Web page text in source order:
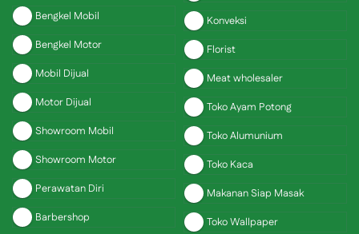
Bengkel Mobil
Bengkel Motor
Mobil Dijual
Motor Dijual
Showroom Mobil
Showroom Motor
Perawatan Diri
Barbershop
Konveksi
Florist
Meat wholesaler
Toko Ayam Potong
Toko Alumunium
Toko Kaca
Makanan Siap Masak
Toko Wallpaper